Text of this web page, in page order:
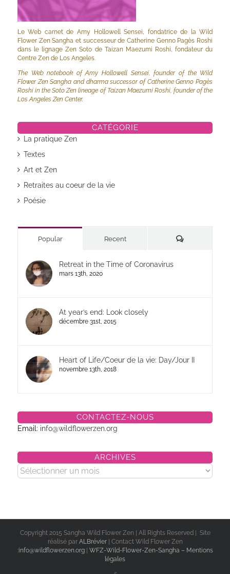
Le Web carnet de Amy Hollowell Sensei, fondatrice de la Wild
Flower Zen Sangha et successeur de Catherine Genno Pagès Roshi
dans le lignage Zen Soto de Taizan Maezumi Roshi, fondateur du
Centre Zen de Los Angeles.
The Web notebook of Amy Hollowell Sensei, founder of the Wild
Flower Zen Sangha and dharma successor of Catherine Genno Pagès
Roshi in the Soto Zen lineage of Taizan Maezumi Roshi, founder of the
Los Angeles Zen Center.
CATÉGORIE
La pratique Zen
Textes
Art et Zen
Retraites au coeur de la vie
Poésie
Popular Recent Commentaires
Retreat in the Time of Coronavirus
mars 13th, 2020
At year’s end: Look closely
décembre 31st, 2015
Heart of Life/Coeur de la vie: Day/Jour II
novembre 13th, 2018
CONTACTEZ-NOUS
Email: info@wildflowerzen.org
ARCHIVES
Archives
Copyright 2015 Sangha Wild Flower Zen | All Rights Reserved | Site
réalisé par ALBrévier
| Contact Wild Flower Zen
:info@wildflowerzen.org| WFZ-Wild-Flower-Zen-Sangha – Mentions
légales